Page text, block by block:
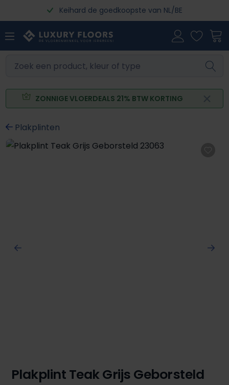
Ga naar de hoofdinhoudKeihard de goedkoopste van NL/BE
ZONNIGE VLOERDEALS 21% BTW KORTING
Plakplinten
Afbeeldingengalerij overslaan
Plakplint Teak Grijs Geborsteld